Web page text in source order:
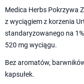
Medica Herbs Pokrzywa
z wyciągiem z korzenia
standaryzowanego na
520 mg wyciągu.
Bez aromatów,
kapsułek.